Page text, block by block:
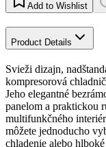
Add to Wishlist
Product Details
Svieži dizajn,
kompresorová
Jeho elegantné
panelom a praktickou
multifunkčného
môžete jednoducho
chladenie alebo